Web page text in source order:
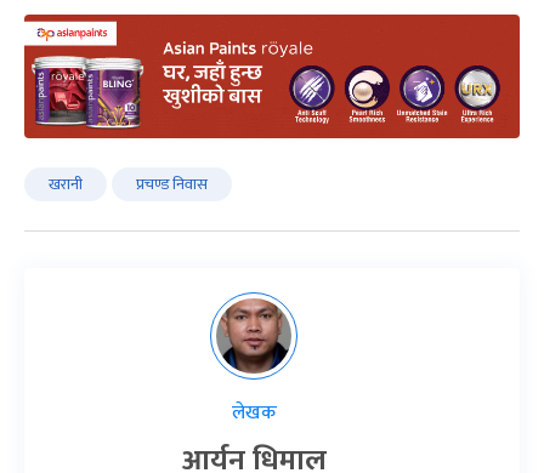
खरानी प्रचण्ड निवास
लेखक
आर्यन धिमाल